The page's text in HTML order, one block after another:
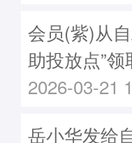
会员(紫)从
助投放点”
2026-03-21
岳小华发给